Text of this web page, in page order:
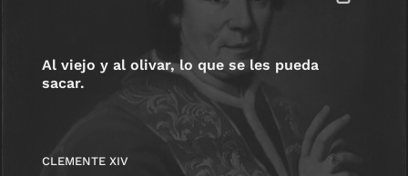
Al viejo y al olivar, lo que se les pueda
sacar.
CLEMENTE XIV